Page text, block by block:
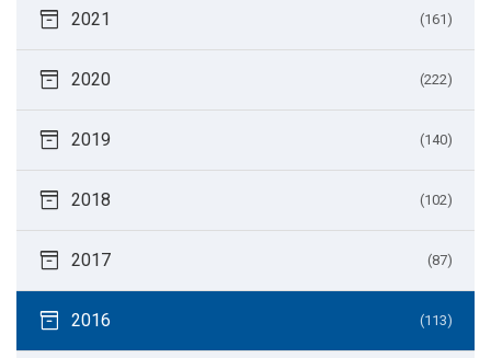
inventory_2 2021 (161)
inventory_2 2020 (222)
inventory_2 2019 (140)
inventory_2 2018 (102)
inventory_2 2017 (87)
inventory_2 2016 (113)